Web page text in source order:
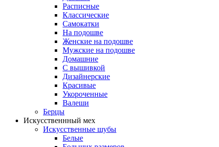
Расписные
Классические
Самокатки
На подошве
Женские на подошве
Мужские на подошве
Домашние
С вышивкой
Дизайнерские
Красивые
Укороченные
Валеши
Берцы
Искусственнный мех
Искусственные шубы
Белые